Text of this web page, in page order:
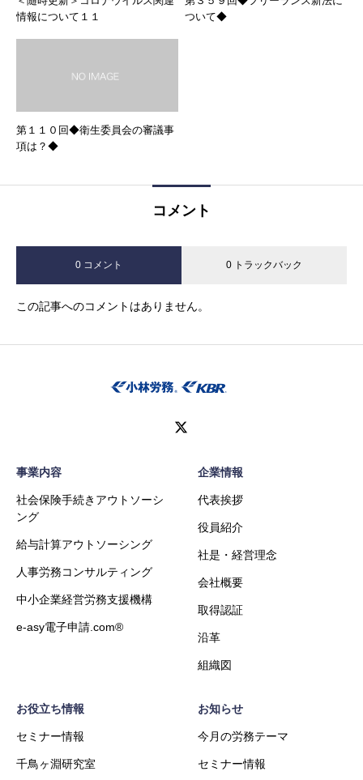
情報について１１
ついて◆
第１１０回◆衛生委員会の審議事
項は？◆
コメント
0 コメント 0 トラックバック
この記事へのコメントはありません。
事業内容
社会保険手続きアウトソーシ
ング
給与計算アウトソーシング
人事労務コンサルティング
中小企業経営労務支援機構
e-asy電子申請.com®
企業情報
代表挨拶
役員紹介
社是・経営理念
会社概要
取得認証
沿革
組織図
お役立ち情報
セミナー情報
千鳥ヶ淵研究室
お知らせ
今月の労務テーマ
セミナー情報